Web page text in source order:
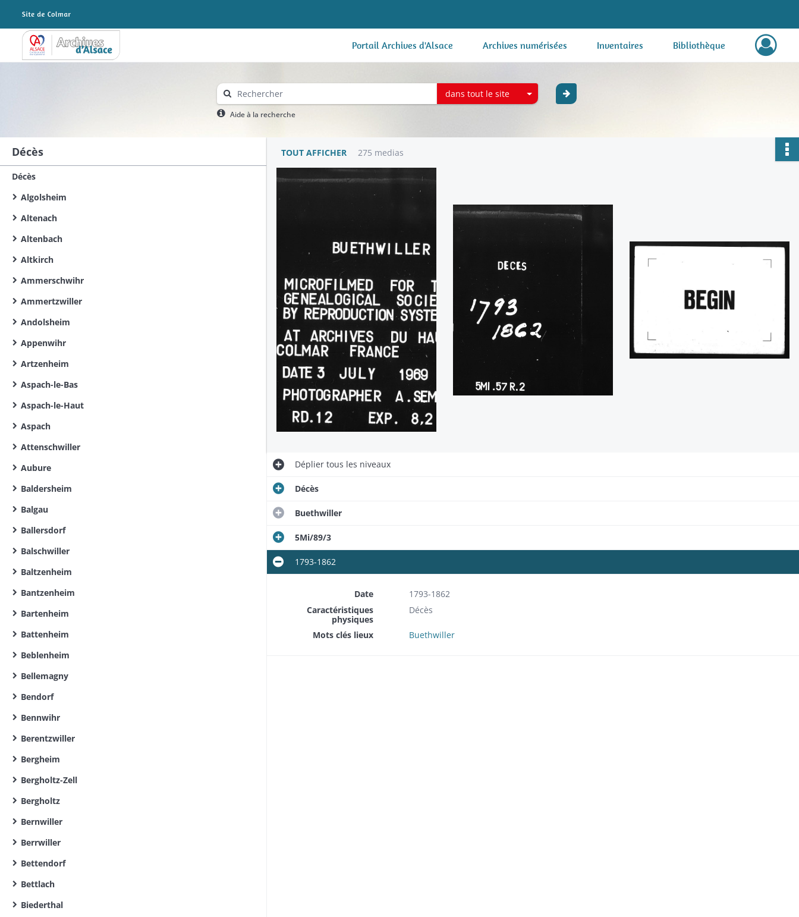
Archives Alsace - Colmar Portail Archives d'Alsace Archives numérisées Inventaires Bibliothèque
dans tout le site
Aide à la recherche
Décès
Décès
Algolsheim
Altenach
Altenbach
Altkirch
Ammerschwihr
Ammertzwiller
Andolsheim
Appenwihr
Artzenheim
Aspach-le-Bas
Aspach-le-Haut
Aspach
Attenschwiller
Aubure
Baldersheim
Balgau
Ballersdorf
Balschwiller
Baltzenheim
Bantzenheim
Bartenheim
Battenheim
Beblenheim
Bellemagny
Bendorf
Bennwihr
Berentzwiller
Bergheim
Bergholtz-Zell
Bergholtz
Bernwiller
Berrwiller
Bettendorf
Bettlach
Biederthal
TOUT AFFICHER 275 medias
Dépliertous les niveaux
Décès
Buethwiller
5Mi/89/3
1793-1862
Date
1793-1862
Caractéristiques
physiques
Décès
Mots clés lieux Buethwiller